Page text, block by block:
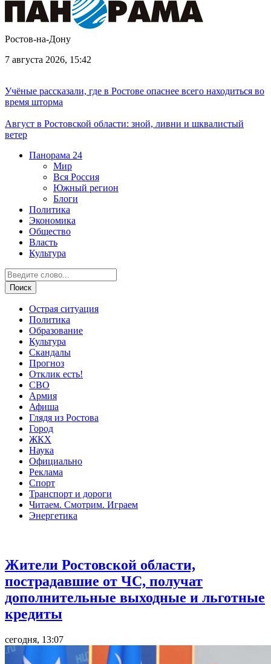
Ростов-на-Дону
7 августа 2026, 15:42
Учёные рассказали, где в Ростове опаснее всего находиться во
время шторма
Август в Ростовской области: зной, ливни и шквалистый
ветер
Панорама 24
Мир
Вся Россия
Южный регион
Блоги
Политика
Экономика
Общество
Власть
Культура
Острая ситуация
Политика
Образование
Культура
Скандалы
Прогноз
Отклик есть!
СВО
Армия
Афиша
Глядя из Ростова
Город
ЖКХ
Наука
Официально
Реклама
Спорт
Транспорт и дороги
Читаем. Смотрим. Играем
Энергетика
Жители Ростовской области,
пострадавшие от ЧС, получат
дополнительные выходные и льготные
кредиты
сегодня, 13:07